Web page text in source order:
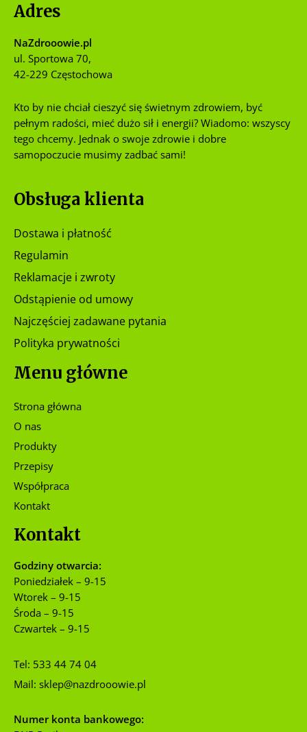
Adres
NaZdrooowie.pl
ul. Sportowa 70,
42-229 Częstochowa
Kto by nie chciał cieszyć się świetnym zdrowiem, być
pełnym radości, mieć dużo sił i energii? Wiadomo: wszyscy
tego chcemy. Jednak o swoje zdrowie i dobre
samopoczucie musimy zadbać sami!
Obsługa klienta
Dostawa i płatność
Regulamin
Reklamacje i zwroty
Odstąpienie od umowy
Najczęściej zadawane pytania
Polityka prywatności
Menu główne
Strona główna
O nas
Produkty
Przepisy
Współpraca
Kontakt
Kontakt
Godziny otwarcia:
Poniedziałek – 9-15
Wtorek – 9-15
Środa – 9-15
Czwartek – 9-15
Tel: 533 44 74 04
Mail: sklep@nazdrooowie.pl
Numer konta bankowego: